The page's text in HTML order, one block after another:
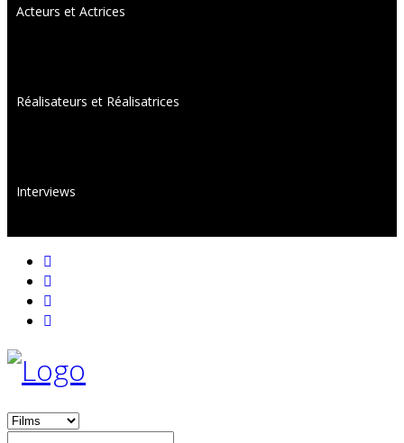
Acteurs et Actrices
Réalisateurs et Réalisatrices
Interviews